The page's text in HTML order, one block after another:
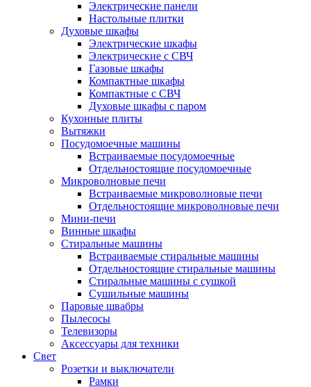
Электрические панели
Настольные плитки
Духовые шкафы
Электрические шкафы
Электрические с СВЧ
Газовые шкафы
Компактные шкафы
Компактные с СВЧ
Духовые шкафы с паром
Кухонные плиты
Вытяжки
Посудомоечные машины
Встраиваемые посудомоечные
Отдельностоящие посудомоечные
Микроволновые печи
Встраиваемые микроволновые печи
Отдельностоящие микроволновые печи
Мини-печи
Винные шкафы
Стиральные машины
Встраиваемые стиральные машины
Отдельностоящие стиральные машины
Стиральные машины с сушкой
Сушильные машины
Паровые швабры
Пылесосы
Телевизоры
Аксессуары для техники
Свет
Розетки и выключатели
Рамки